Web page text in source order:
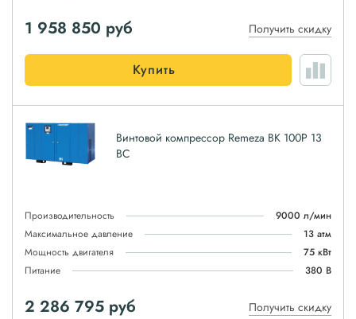
1 958 850 руб Получить скидку
Купить
Винтовой компрессор Remeza ВК 100Р 13
ВС
Производительность
9000 л/мин
Максимальное давление
13 атм
Мощность двигателя
75 кВт
Питание
380 В
2 286 795 руб Получить скидку